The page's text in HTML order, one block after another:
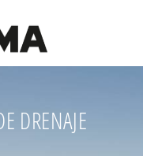
DRENAJE